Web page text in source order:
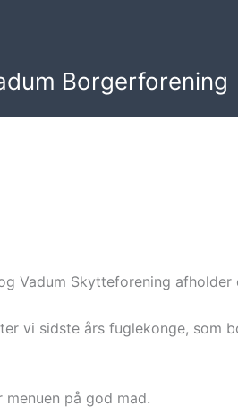
Borgerforening
Vadum Skytteforening
vi sidste års fuglekonge, som
på god mad.